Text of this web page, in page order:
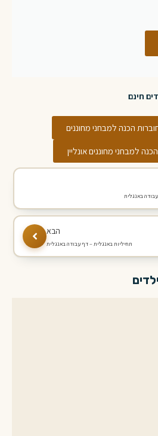
חינם
הכנה למבחני מחוננים
למבחני מחוננים אונליין
באנגלית
תחיליות באנגלית – דף עבודה באנגלית